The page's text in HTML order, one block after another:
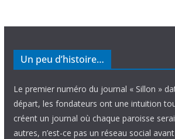
Un peu d’histoire…
Le premier numéro du journal « Sillon »
départ, les fondateurs ont une intuition
créent un journal où chaque paroisse
autres, n’est-ce pas un réseau social avant